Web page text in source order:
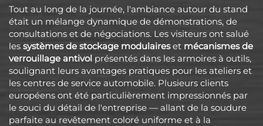
Tout au long de la journée, l'ambiance autour du stand
était un mélange dynamique de démonstrations, de
consultations et de négociations. Les visiteurs ont salué
les systèmes de stockage modulaireset mécanismes de
verrouillage antivol présentés dans les armoires à outils,
soulignant leurs avantages pratiques pour les ateliers et
les centres de service automobile. Plusieurs clients
européens ont été particulièrement impressionnés par
le souci du détail de l'entreprise — allant de la soudure
parfaite au revêtement coloré uniforme et à la